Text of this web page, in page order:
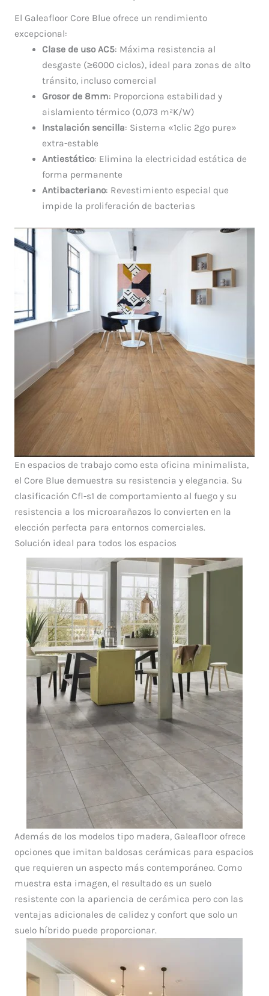
El Galeafloor Core Blue ofrece un rendimiento
excepcional:
Clase de uso AC5: Máxima resistencia al
desgaste (≥6000 ciclos), ideal para zonas de alto
tránsito, incluso comercial
Grosor de 8mm: Proporciona estabilidad y
aislamiento térmico (0,073 m²K/W)
Instalación sencilla: Sistema «1clic 2go pure»
extra-estable
Antiestático: Elimina la electricidad estática de
forma permanente
Antibacteriano: Revestimiento especial que
impide la proliferación de bacterias
En espacios de trabajo como esta oficina minimalista,
el Core Blue demuestra su resistencia y elegancia. Su
clasificación Cfl-s1 de comportamiento al fuego y su
resistencia a los microarañazos lo convierten en la
elección perfecta para entornos comerciales.
Solución ideal para todos los espacios
Además de los modelos tipo madera, Galeafloor ofrece
opciones que imitan baldosas cerámicas para espacios
que requieren un aspecto más contemporáneo. Como
muestra esta imagen, el resultado es un suelo
resistente con la apariencia de cerámica pero con las
ventajas adicionales de calidez y confort que solo un
suelo híbrido puede proporcionar.